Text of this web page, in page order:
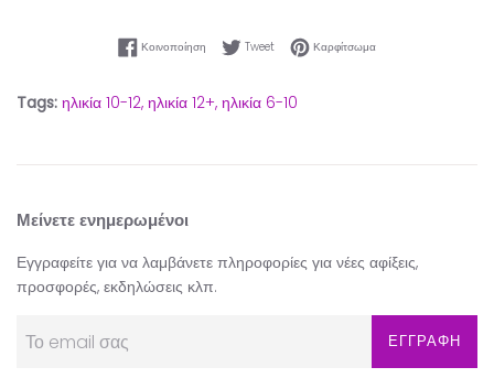
Κοινοποίηση Κοινοποίηση στο Facebook
TweetTweet στο Twitter
ΚαρφίτσωμαΚαρφίτσωμα στο
Tags: ηλικία 10-12, ηλικία 12+, ηλικία 6-10
Μείνετε ενημερωμένοι
Εγγραφείτε για να λαμβάνετε πληροφορίες για νέες αφίξεις,
προσφορές, εκδηλώσεις κλπ.
ΕΓΓΡΑΦΗ